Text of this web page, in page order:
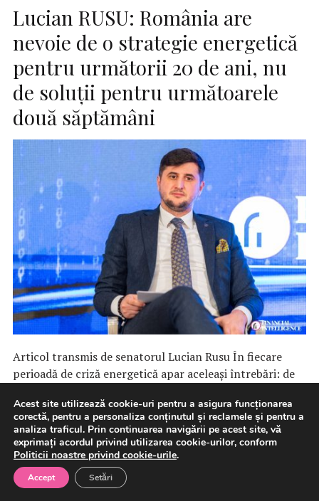
Lucian RUSU: România are
nevoie de o strategie energetică
pentru următorii 20 de ani, nu
de soluții pentru următoarele
două săptămâni
Articol transmis de senatorul Lucian Rusu În fiecare
perioadă de criză energetică apar aceleași întrebări: de
6 august 2026 EnergiePolitica
Acest site utilizează cookie-uri pentru a asigura funcționarea
corectă, pentru a personaliza conținutul și reclamele și pentru a
analiza traficul. Prin continuarea navigării pe acest site, vă
exprimați acordul privind utilizarea cookie-urilor, conform
Politicii noastre privind cookie-urile.
Accept Setări